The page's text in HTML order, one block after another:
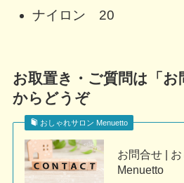
ナイロン 20
お取置き・ご質問は「お
からどうぞ
おしゃれサロン Menuetto
お問合せ |
Menuetto